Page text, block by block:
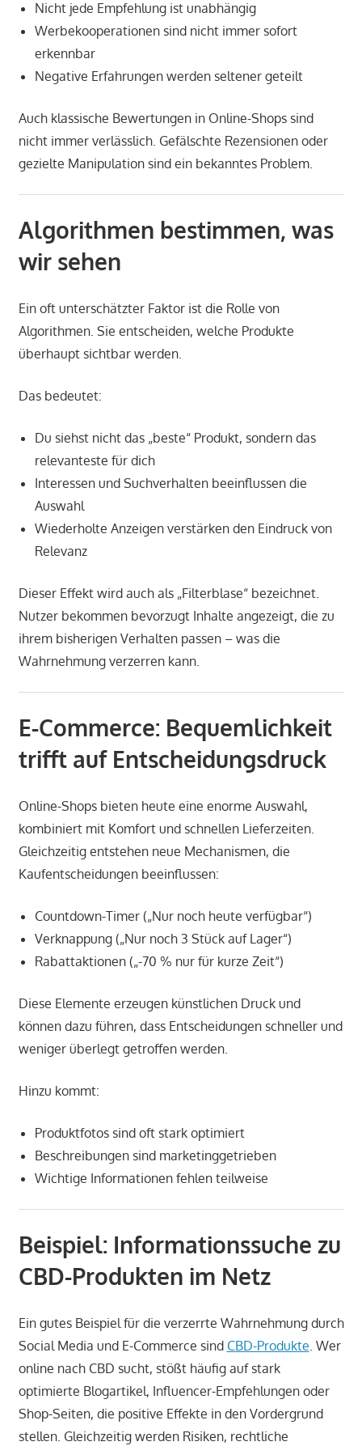
Nicht jede Empfehlung ist unabhängig
Werbekooperationen sind nicht immer sofort
erkennbar
Negative Erfahrungen werden seltener geteilt
Auch klassische Bewertungen in Online-Shops sind
nicht immer verlässlich. Gefälschte Rezensionen oder
gezielte Manipulation sind ein bekanntes Problem.
Algorithmen bestimmen, was
wir sehen
Ein oft unterschätzter Faktor ist die Rolle von
Algorithmen. Sie entscheiden, welche Produkte
überhaupt sichtbar werden.
Das bedeutet:
Du siehst nicht das „beste“ Produkt, sondern das
relevanteste für dich
Interessen und Suchverhalten beeinflussen die
Auswahl
Wiederholte Anzeigen verstärken den Eindruck von
Relevanz
Dieser Effekt wird auch als „Filterblase“ bezeichnet.
Nutzer bekommen bevorzugt Inhalte angezeigt, die zu
ihrem bisherigen Verhalten passen – was die
Wahrnehmung verzerren kann.
E-Commerce: Bequemlichkeit
trifft auf Entscheidungsdruck
Online-Shops bieten heute eine enorme Auswahl,
kombiniert mit Komfort und schnellen Lieferzeiten.
Gleichzeitig entstehen neue Mechanismen, die
Kaufentscheidungen beeinflussen:
Countdown-Timer („Nur noch heute verfügbar“)
Verknappung („Nur noch 3 Stück auf Lager“)
Rabattaktionen („-70 % nur für kurze Zeit“)
Diese Elemente erzeugen künstlichen Druck und
können dazu führen, dass Entscheidungen schneller und
weniger überlegt getroffen werden.
Hinzu kommt:
Produktfotos sind oft stark optimiert
Beschreibungen sind marketinggetrieben
Wichtige Informationen fehlen teilweise
Beispiel: Informationssuche zu
CBD-Produkten im Netz
Ein gutes Beispiel für die verzerrte Wahrnehmung durch
Social Media und E-Commerce sind CBD-Produkte. Wer
online nach CBD sucht, stößt häufig auf stark
optimierte Blogartikel, Influencer-Empfehlungen oder
Shop-Seiten, die positive Effekte in den Vordergrund
stellen. Gleichzeitig werden Risiken, rechtliche